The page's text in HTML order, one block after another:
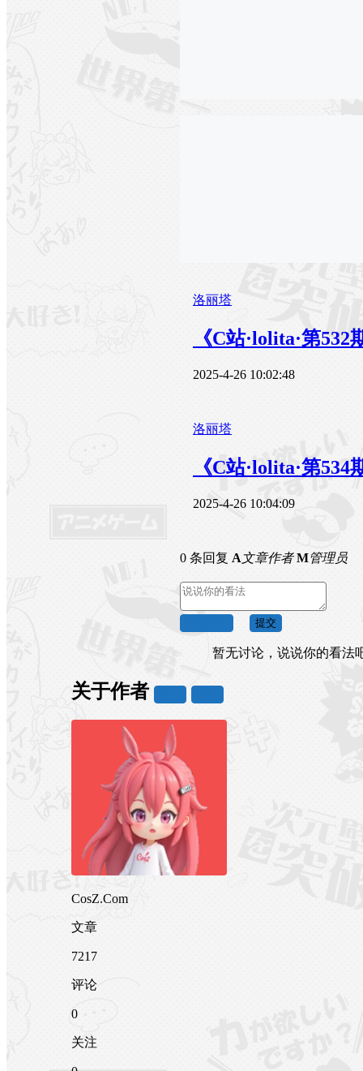
洛丽塔
《C站·lolita·第
2025-4-26 10:02:48
洛丽塔
《C站·lolita·第
2025-4-26 10:04:09
0 条回复 A文章作者 M管理员
提交
暂无讨论，说说你的看法
关于作者
CosZ.Com
文章
7217
评论
0
关注